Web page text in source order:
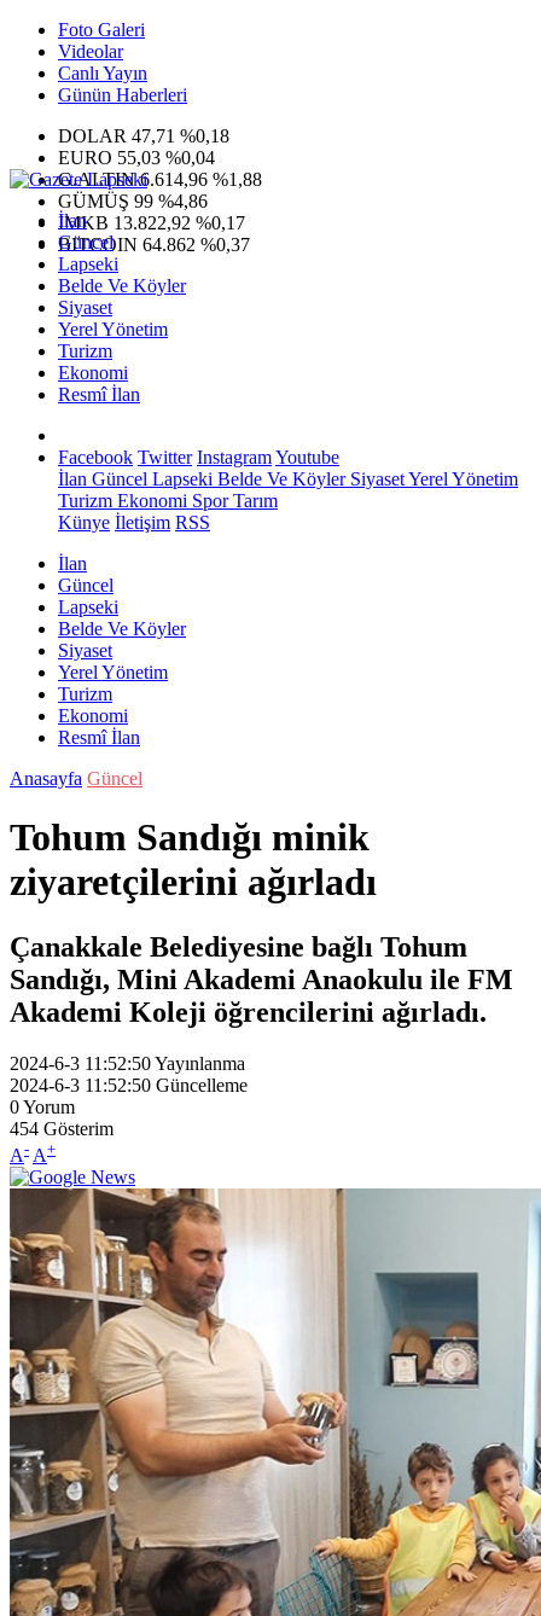
Foto Galeri
Videolar
Canlı Yayın
Günün Haberleri
DOLAR 47,71 %0,18
EURO 55,03 %0,04
G.ALTIN6.614,96 %1,88
GÜMÜŞ 99 %4,86
IMKB 13.822,92 %0,17
BITCOIN 64.862 %0,37
İlan
Güncel
Lapseki
Belde Ve Köyler
Siyaset
Yerel Yönetim
Turizm
Ekonomi
Resmî İlan
Facebook Twitter InstagramYoutube
İlan Güncel Lapseki Belde Ve KöylerSiyasetYerel Yönetim
Turizm Ekonomi SporTarım
Künye İletişim RSS
İlan
Güncel
Lapseki
Belde Ve Köyler
Siyaset
Yerel Yönetim
Turizm
Ekonomi
Resmî İlan
Anasayfa Güncel
Tohum Sandığı minik
ziyaretçilerini ağırladı
Çanakkale Belediyesine bağlı Tohum
Sandığı, Mini Akademi Anaokulu ile FM
Akademi Koleji öğrencilerini ağırladı.
2024-6-3 11:52:50Yayınlanma
2024-6-3 11:52:50 Güncelleme
0Yorum
454 Gösterim
A- A+